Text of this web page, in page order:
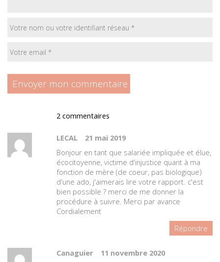
2 commentaires
LECAL
21 mai 2019
Bonjour en tant que salariée impliquée et élue,
écocitoyenne, victime d'injustice quant à ma
fonction de mère (de coeur, pas biologique)
d'une ado, j'aimerais lire votre rapport. c'est
bien possible ? merci de me donner la
procédure à suivre. Merci par avance
Cordialement
Répondre
Canaguier
11 novembre 2020